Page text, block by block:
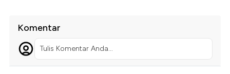
Komentar
Tulis Komentar Anda...